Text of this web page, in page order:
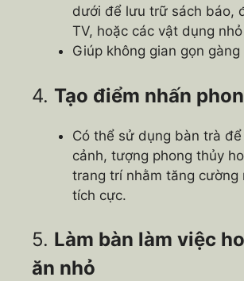
dưới để lưu trữ sách báo,
TV, hoặc các vật dụng
Giúp không gian gọn gàng
4. Tạo điểm nhấn
Có thể sử dụng bàn trà
cảnh, tượng phong thủy
trang trí nhằm tăng cường
tích cực.
5. Làm bàn làm việc
ăn nhỏ